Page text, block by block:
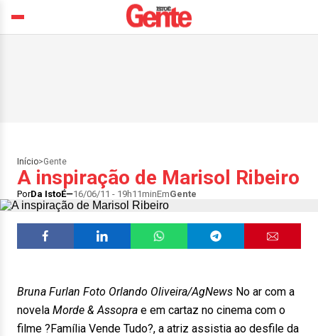
Início>Gente
A inspiração de Marisol Ribeiro
PorDa IstoÉ 16/06/11 - 19h11minEmGente
Bruna Furlan Foto Orlando Oliveira/AgNews No ar com a
novela Morde & Assopra e em cartaz no cinema com o
filme ?Família Vende Tudo?, a atriz assistia ao desfile da